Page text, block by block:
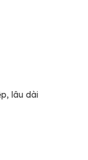
lâu dài